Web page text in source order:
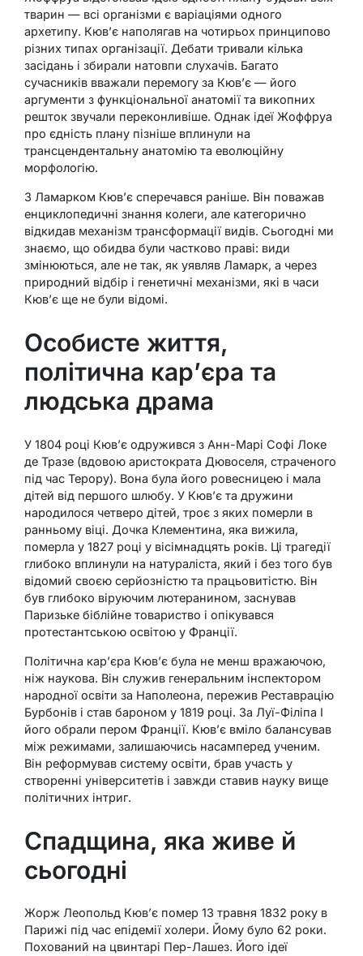
тварин — всі організми є варіаціями одного
архетипу. Кюв’є наполягав на чотирьох принципово
різних типах організації. Дебати тривали кілька
засідань і збирали натовпи слухачів. Багато
сучасників вважали перемогу за Кюв’є — його
аргументи з функціональної анатомії та викопних
решток звучали переконливіше. Однак ідеї Жоффруа
про єдність плану пізніше вплинули на
трансцендентальну анатомію та еволюційну
морфологію.
З Ламарком Кюв’є сперечався раніше. Він поважав
енциклопедичні знання колеги, але категорично
відкидав механізм трансформації видів. Сьогодні ми
знаємо, що обидва були частково праві: види
змінюються, але не так, як уявляв Ламарк, а через
природний відбір і генетичні механізми, які в часи
Кюв’є ще не були відомі.
Особисте життя,
політична кар’єра та
людська драма
У 1804 році Кюв’є одружився з Анн-Марі Софі Локе
де Тразе (вдовою аристократа Дювоселя, страченого
під час Терору). Вона була його ровесницею і мала
дітей від першого шлюбу. У Кюв’є та дружини
народилося четверо дітей, троє з яких померли в
ранньому віці. Дочка Клементина, яка вижила,
померла у 1827 році у вісімнадцять років. Ці трагедії
глибоко вплинули на натураліста, який і без того був
відомий своєю серйозністю та працьовитістю. Він
був глибоко віруючим лютеранином, заснував
Паризьке біблійне товариство і опікувався
протестантською освітою у Франції.
Політична кар’єра Кюв’є була не менш вражаючою,
ніж наукова. Він служив генеральним інспектором
народної освіти за Наполеона, пережив Реставрацію
Бурбонів і став бароном у 1819 році. За Луї-Філіпа I
його обрали пером Франції. Кюв’є вміло балансував
між режимами, залишаючись насамперед ученим.
Він реформував систему освіти, брав участь у
створенні університетів і завжди ставив науку вище
політичних інтриг.
Спадщина, яка живе й
сьогодні
Жорж Леопольд Кюв’є помер 13 травня 1832 року в
Парижі під час епідемії холери. Йому було 62 роки.
Похований на цвинтарі Пер-Лашез. Його ідеї